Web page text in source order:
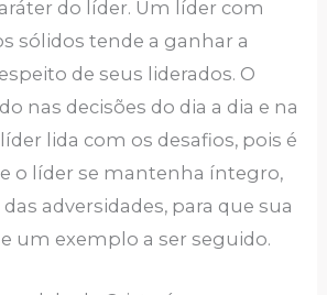
do líder. Um líder com
sólidos tende a ganhar a
de seus liderados. O
nas decisões do dia a dia e na
lida com os desafios, pois é
o líder se mantenha íntegro,
adversidades, para que sua
um exemplo a ser seguido.